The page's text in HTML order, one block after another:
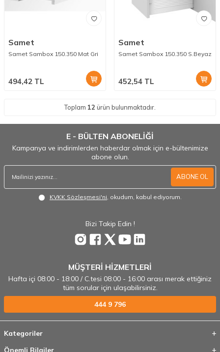
Samet
Samet Sambox 150.350 Mat Gri
494,42 TL
Samet
Samet Sambox 150.350 S.Beyaz
452,54 TL
Toplam 12 ürün bulunmaktadır.
E - BÜLTEN ABONELİĞİ
Kampanya ve indirimlerden haberdar olmak için e-bültenimize
abone olun.
ABONE OL
KVKK Sözleşmesi'ni , okudum, kabul ediyorum.
Bizi Takip Edin !
MÜŞTERİ HİZMETLERİ
Hafta içi 08:00 - 18:00 / C.tesi 08:00 - 16:00 arası merak ettiğiniz
tüm sorular için ulaşabilirsiniz.
444 9 796
Kategoriler
Önemli Bilgiler